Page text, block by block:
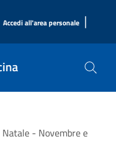
Accedi all'area personale |
- Novembre e